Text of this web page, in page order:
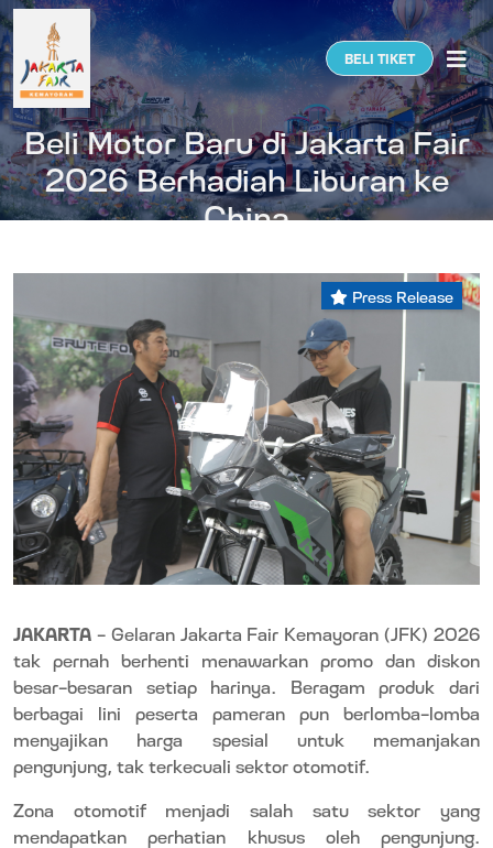
BELI TIKET
Beli Motor Baru di Jakarta Fair
2026 Berhadiah Liburan ke
China
Press Release
JAKARTA – Gelaran Jakarta Fair Kemayoran (JFK) 2026
tak pernah berhenti menawarkan promo dan diskon
besar-besaran setiap harinya. Beragam produk dari
berbagai lini peserta pameran pun berlomba-lomba
menyajikan harga spesial untuk memanjakan
pengunjung, tak terkecuali sektor otomotif.
Zona otomotif menjadi salah satu sektor yang
mendapatkan perhatian khusus oleh pengunjung.